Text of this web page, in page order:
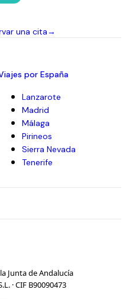
una cita→
por España
Lanzarote
Madrid
Málaga
Pirineos
Sierra Nevada
Tenerife
Junta de Andalucía
· CIF B90090473